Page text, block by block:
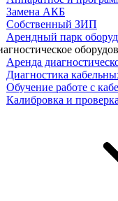
Замена АКБ
Собственный ЗИП
Арендный парк
Аренда
Диагностика
Обучение работе с
Калибровка и